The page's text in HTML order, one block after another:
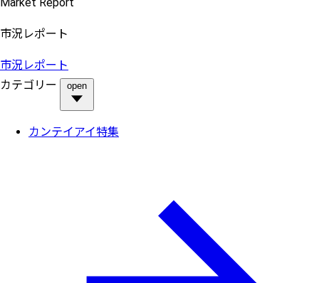
市況レポート
市況レポート
カテゴリー
open
カンテイアイ特集